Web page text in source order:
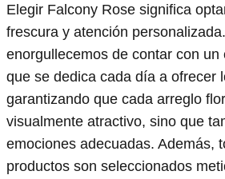
Elegir Falcony Rose significa
frescura y atención
enorgullecemos de contar con un
que se dedica cada día a ofrecer
garantizando que cada arreglo
visualmente atractivo, sino que
emociones adecuadas. Además,
productos son seleccionados